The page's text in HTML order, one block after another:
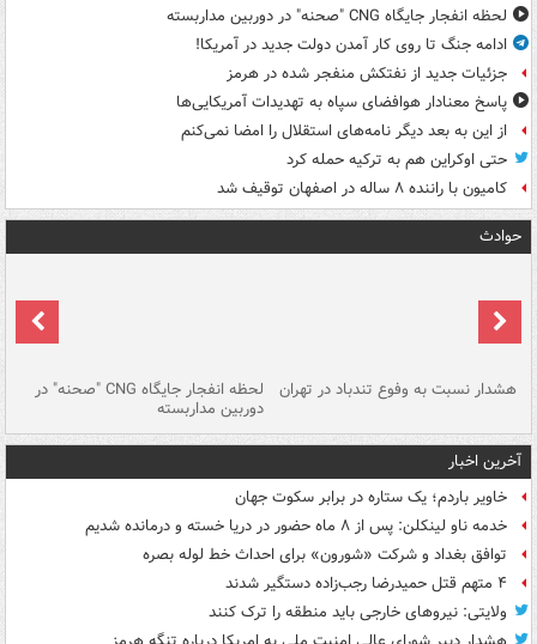
لحظه انفجار جایگاه CNG "صحنه" در دوربین مداربسته
ادامه جنگ تا روی کار آمدن دولت جدید در آمریکا!
جزئیات جدید از نفتکش منفجر شده در هرمز
پاسخ معنادار هوافضای سپاه به تهدیدات آمریکایی‌ها
از این به بعد دیگر نامه‌های استقلال را امضا نمی‌کنم
حتی اوکراین هم به ترکیه حمله کرد
کامیون با راننده ۸ ساله در اصفهان توقیف شد
حوادث
هشدار نسبت به وفوع تندباد در تهران لحظه انفجار جایگاه CNG "صحنه" در
دوربین مداربسته
آخرین اخبار
خاویر باردم؛ یک ستاره در برابر سکوت جهان
خدمه ناو لینکلن: پس از ۸ ماه حضور در دریا خسته و درمانده‌ شدیم
توافق بغداد و شرکت «شورون» برای احداث خط لوله بصره
۴ متهم قتل حمیدرضا رجب‌زاده دستگیر شدند
ولایتی: نیروهای خارجی باید منطقه را ترک کنند